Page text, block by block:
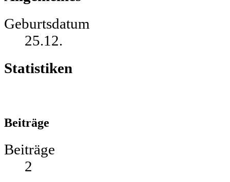
Geburtsdatum
25.12.
Statistiken
Beiträge
Beiträge
2